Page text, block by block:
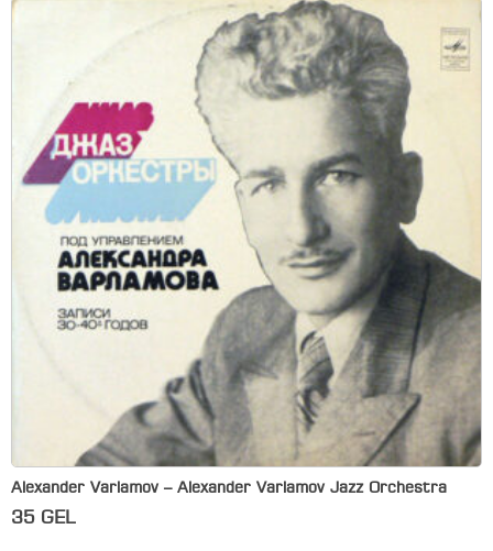
Alexander Varlamov – Alexander Varlamov Jazz Orchestra
35 GEL